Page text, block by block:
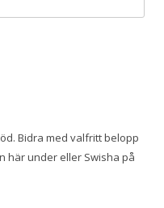
Bidra med valfritt belopp
här under eller Swisha på